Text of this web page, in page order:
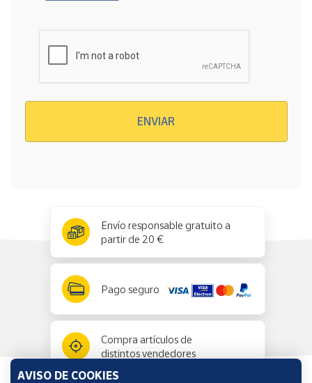
ENVIAR
Envío responsable gratuito a
partir de 20 €
Pago seguro
Compra artículos de
distintos vendedores
AVISO DE COOKIES